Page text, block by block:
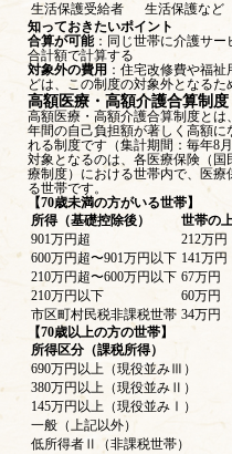
生活保護受給者
生活保護など
知っておきたいポイント
合算が可能：同じ世帯に介護サー
合計額で計算する
対象外の費用 ：住宅改修費や福
どは、この制度の対象外となるた
高額医療・高額介護合算制度
高額医療・高額介護合算制度とは
年間の自己負担額が著しく高額
れる制度です（集計期間：毎年8
対象となるのは、各医療保険（
療制度）における世帯内で、医
る世帯です。
【70歳未満の方がいる世帯】
所得（基礎控除後）
世帯の
901万円超
212万円
600万円超〜901万円以下 141万円
210万円超〜600万円以下 67万円
210万円以下
60万円
市区町村民税非課税世帯 34万円
【70歳以上の方の世帯】
所得区分（課税所得）
690万円以上（現役並みⅢ）
380万円以上（現役並みⅡ）
145万円以上（現役並みⅠ）
一般（上記以外）
低所得者Ⅱ（非課税世帯）